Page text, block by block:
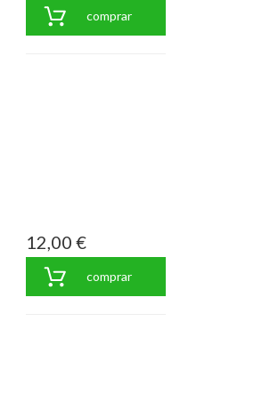
comprar
12,00 €
comprar